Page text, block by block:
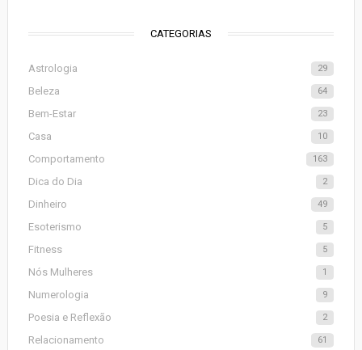
CATEGORIAS
Astrologia 29
Beleza 64
Bem-Estar 23
Casa 10
Comportamento 163
Dica do Dia 2
Dinheiro 49
Esoterismo 5
Fitness 5
Nós Mulheres 1
Numerologia 9
Poesia e Reflexão 2
Relacionamento 61